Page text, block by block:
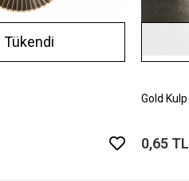
Tükendi
Gold Kulp
0,65 TL